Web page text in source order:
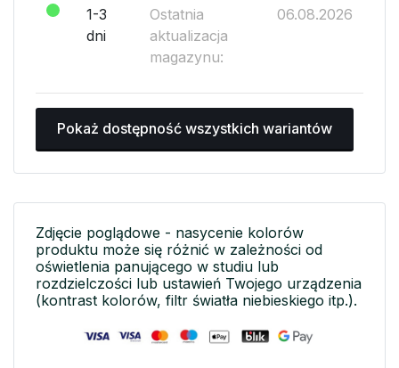
1-3
dni
Ostatnia
aktualizacja
magazynu:
06.08.2026
Pokaż dostępność wszystkich wariantów
Zdjęcie poglądowe - nasycenie kolorów
produktu może się różnić w zależności od
oświetlenia panującego w studiu lub
rozdzielczości lub ustawień Twojego urządzenia
(kontrast kolorów, filtr światła niebieskiego itp.).